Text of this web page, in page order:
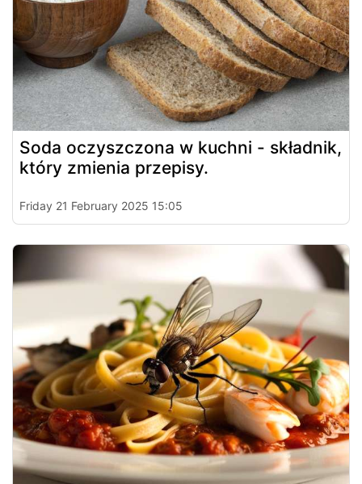
Soda oczyszczona w kuchni - składnik,
który zmienia przepisy.
Friday 21 February 2025 15:05